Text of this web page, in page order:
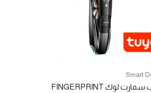
Smart
قفل باب سمارت لوك FINGERPRINT